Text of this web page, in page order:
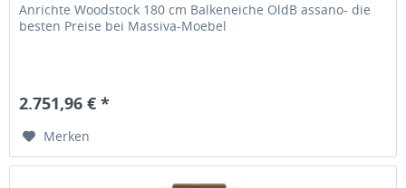
Anrichte Woodstock 180 cm Balkeneiche OldB assano- die
besten Preise bei Massiva-Moebel
2.751,96 € *
Merken